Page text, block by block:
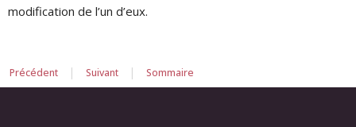
modification de l’un d’eux.
Précédent | Suivant | Sommaire